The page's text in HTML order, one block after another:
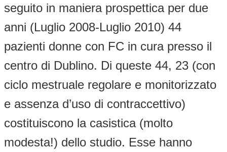
seguito in maniera prospettica per due
anni (Luglio 2008-Luglio 2010) 44
pazienti donne con FC in cura presso il
centro di Dublino. Di queste 44, 23 (con
ciclo mestruale regolare e monitorizzato
e assenza d’uso di contraccettivo)
costituiscono la casistica (molto
modesta!) dello studio. Esse hanno